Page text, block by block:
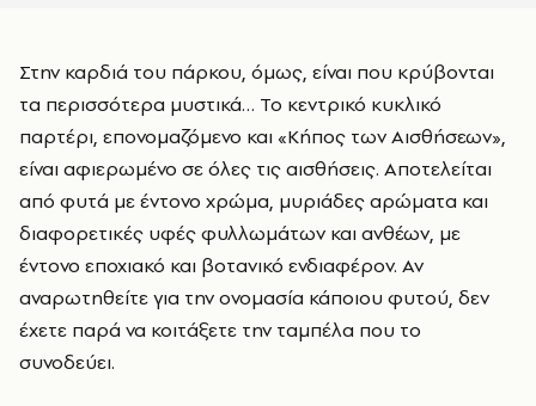
Στην καρδιά του πάρκου, όμως, είναι που κρύβονται
τα περισσότερα μυστικά… Το κεντρικό κυκλικό
παρτέρι, επονομαζόμενο και «Κήπος των Αισθήσεων»,
είναι αφιερωμένο σε όλες τις αισθήσεις. Αποτελείται
από φυτά με έντονο χρώμα, μυριάδες αρώματα και
διαφορετικές υφές φυλλωμάτων και ανθέων, με
έντονο εποχιακό και βοτανικό ενδιαφέρον. Αν
αναρωτηθείτε για την ονομασία κάποιου φυτού, δεν
έχετε παρά να κοιτάξετε την ταμπέλα που το
συνοδεύει.